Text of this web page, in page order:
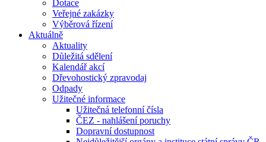
Dotace
Veřejné zakázky
Výběrová řízení
Aktuálně
Aktuality
Důležitá sdělení
Kalendář akcí
Dřevohostický zpravodaj
Odpady
Užitečné informace
Užitečná telefonní čísla
ČEZ - nahlášení poruchy
Dopravní dostupnost